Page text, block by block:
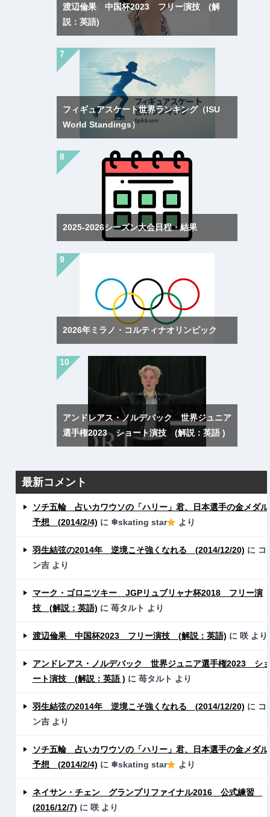
渡辺倫果 中国杯2023 フリー演技 (解
説：英語)
フィギュアスケート世界ランキング（ISU
World Standings）
2025-2026シーズン大会日程・結果
2026年ミラノ・コルティナオリンピック
アンドレアス・ノルデバック 世界ジュニア
選手権2023 ショート演技 (解説：英語 )
最新コメント
ソチ五輪 占いカワウソの「ハリー」君、日本選手の金メダル
予想 (2014/2/4) に ❄skating star より
羽生結弦の2014年 逆境こそ強くなれる (2014/12/20) に コ
ン吉より
マーク・ゴロニツキー JGPリュブリャナ杯2018 フリー演
技 (解説：英語) に 苺タルト より
渡辺倫果 中国杯2023 フリー演技 (解説：英語) に 咲より
アンドレアス・ノルデバック 世界ジュニア選手権2023 シ
ート演技 (解説：英語 ) に 苺タルト より
羽生結弦の2014年 逆境こそ強くなれる (2014/12/20) に コ
ン吉より
ソチ五輪 占いカワウソの「ハリー」君、日本選手の金メダル
予想 (2014/2/4) に ❄skating star より
ネイサン・チェン グランプリファイナル2016 公式練習
(2016/12/7) に 咲より